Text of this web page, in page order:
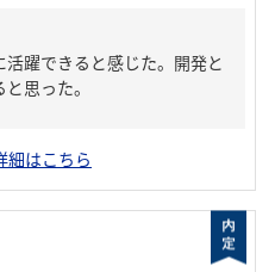
躍できると感じた。開発と
思った。
細はこちら